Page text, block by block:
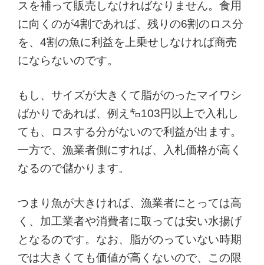
スを補って販売しなければなりません。食用
に向くのが4割であれば、残りの6割のロス分
を、4割の魚に利益を上乗せしなければ商売
にならないのです。
もし、サイズが大きくて脂がのったマイワシ
ばかりであれば、例え㌔103円以上で入札し
ても、ロスする分がないので利益が出ます。
一方で、漁業者側にすれば、入札価格が高く
なるので儲かります。
つまり魚が大きければ、漁業者にとっては高
く、加工業者や消費者に取っては安い水揚げ
となるのです。なお、脂がのっていない時期
では大きくても価値が高くないので、この限